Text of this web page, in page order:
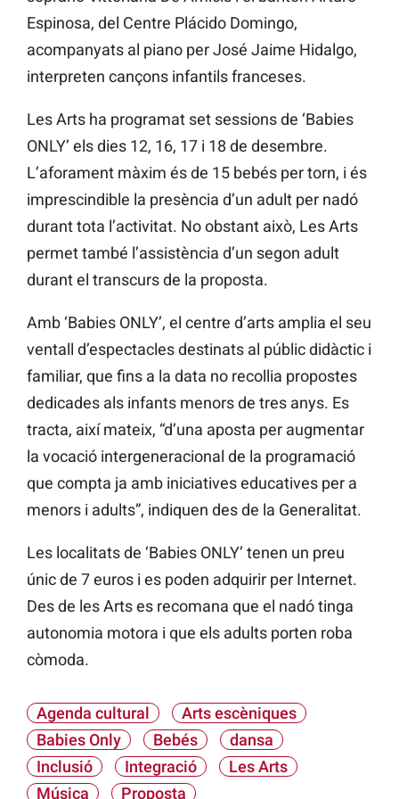
Espinosa, del Centre Plácido Domingo,
acompanyats al piano per José Jaime Hidalgo,
interpreten cançons infantils franceses.
Les Arts ha programat set sessions de ‘Babies
ONLY’ els dies 12, 16, 17 i 18 de desembre.
L’aforament màxim és de 15 bebés per torn, i és
imprescindible la presència d’un adult per nadó
durant tota l’activitat. No obstant això, Les Arts
permet també l’assistència d’un segon adult
durant el transcurs de la proposta.
Amb ‘Babies ONLY’, el centre d’arts amplia el seu
ventall d’espectacles destinats al públic didàctic i
familiar, que fins a la data no recollia propostes
dedicades als infants menors de tres anys. Es
tracta, així mateix, “d’una aposta per augmentar
la vocació intergeneracional de la programació
que compta ja amb iniciatives educatives per a
menors i adults”, indiquen des de la Generalitat.
Les localitats de ‘Babies ONLY’ tenen un preu
únic de 7 euros i es poden adquirir per Internet.
Des de les Arts es recomana que el nadó tinga
autonomia motora i que els adults porten roba
còmoda.
Agenda cultural
Arts escèniques
Babies Only
Bebés
dansa
Inclusió
Integració
Les Arts
Música
Proposta